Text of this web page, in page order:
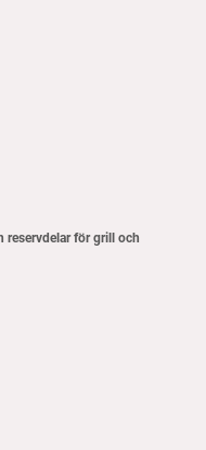
reservdelar för grill och